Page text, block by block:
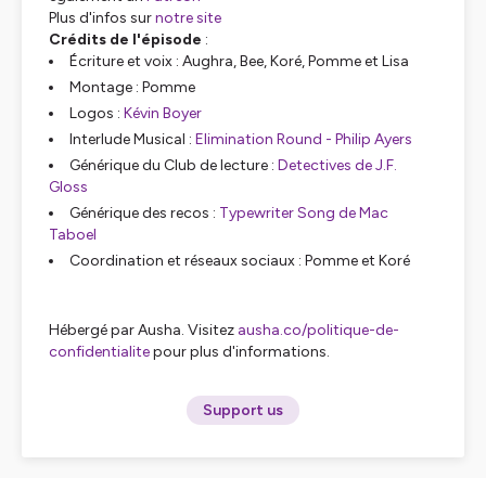
Plus d'infos surnotre site
Crédits de l'épisode :
Écriture et voix : Aughra, Bee, Koré, Pomme et Lisa
Montage : Pomme
Logos : Kévin Boyer
Interlude Musical : Elimination Round - Philip Ayers
Générique du Club de lecture : Detectives de J.F.
Gloss
Générique des recos : Typewriter Song de Mac
Taboel
Coordination et réseaux sociaux : Pomme et Koré
Hébergé par Ausha. Visitez ausha.co/politique-de-
confidentialitepour plus d'informations.
Support us